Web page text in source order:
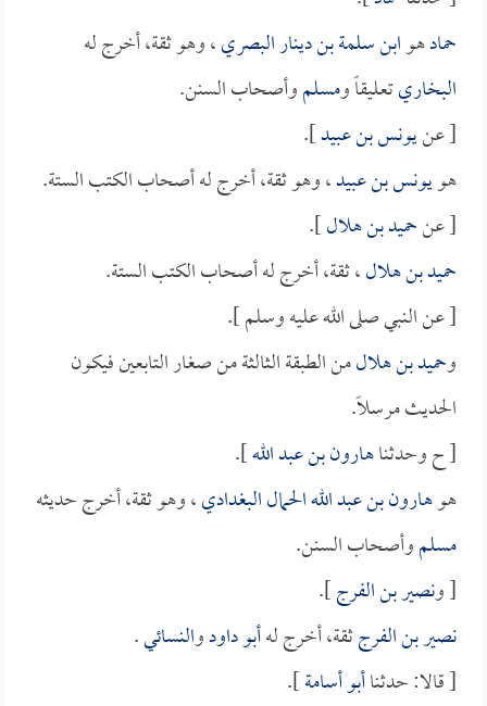
حمادهوابن سلمة بن دينار البصري، وهو ثقة، أخرج له
البخاريتعليقاً ومسلموأصحاب السنن.
[ عنيونس بن عبيد].
هويونس بن عبيد، وهو ثقة، أخرج له أصحاب الكتب الستة.
[ عنحميد بن هلال].
حميد بن هلال، ثقة، أخرج له أصحاب الكتب الستة.
[ عن النبي صلى الله عليه وسلم ].
وحميد بن هلالمن الطبقة الثالثة من صغار التابعين فيكون
الحديث مرسلاً.
[ ح وحدثناهارون بن عبد الله].
هوهارون بن عبد الله الحمال البغدادي، وهو ثقة، أخرج حديثه
مسلموأصحاب السنن.
[ ونصير بن الفرج].
نصير بن الفرجثقة، أخرج لهأبو داودوالنسائي.
[ قالا: حدثناأبو أسامة].